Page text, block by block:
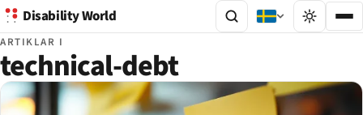
Disability World
ARTIKLAR I
technical-debt